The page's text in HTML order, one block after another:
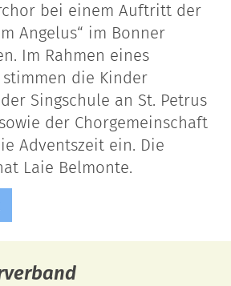
bei einem Auftritt der
Angelus“ im Bonner
Im Rahmen eines
stimmen die Kinder
Singschule an St. Petrus
der Chorgemeinschaft
Adventszeit ein. Die
Laie Belmonte.